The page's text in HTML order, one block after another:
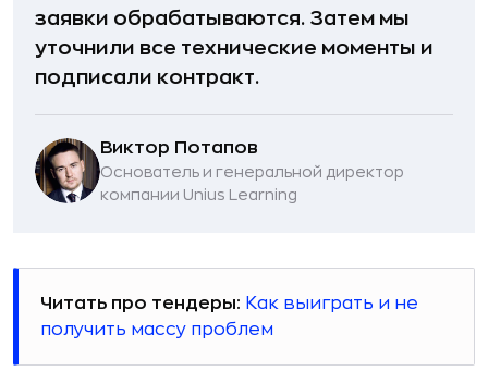
заявки обрабатываются. Затем мы
уточнили все технические моменты и
подписали контракт.
Виктор Потапов
Основатель и генеральной директор
компании Unius Learning
Читать про тендеры: Как выиграть и не
получить массу проблем